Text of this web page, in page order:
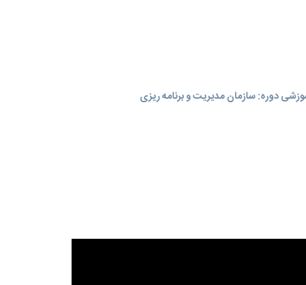
دوره: سازمان مدیریت و برنامه‌ ریزی